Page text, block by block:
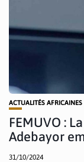
ACTUALITÉS AFRICAINES
FEMUVO :
Adebayor
31/10/2024